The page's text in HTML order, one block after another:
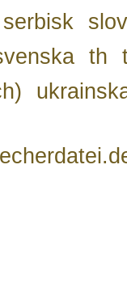
serbisk
th